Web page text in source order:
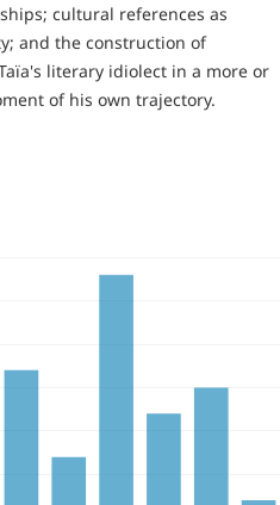
cultural references as
and the construction of
literary idiolect in a more or
of his own trajectory.